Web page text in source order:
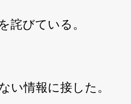
詫びている。
い情報に接した。